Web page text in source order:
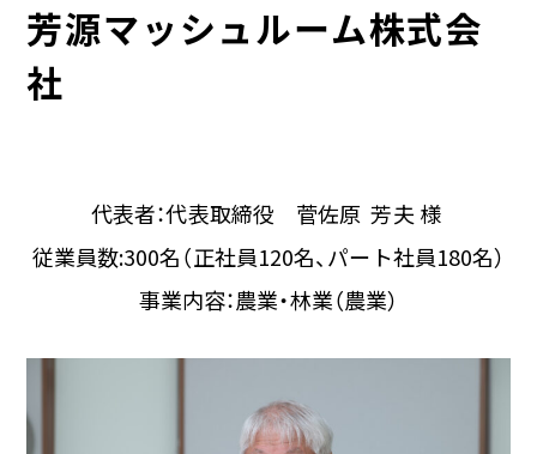
芳源マッシュルーム株式会
社
代表者：代表取締役 菅佐原 芳夫 様
従業員数:300名（正社員120名、パート社員180名）
事業内容：農業・林業（農業）